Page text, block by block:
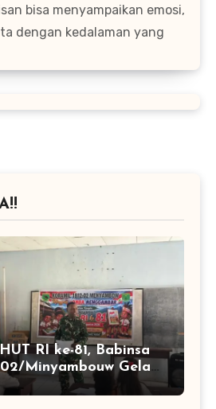
bisa menyampaikan emosi,
dengan kedalaman yang
RI ke-81, Babinsa
02/Minyambouw Gelar
Lomba
di Kampung Imbrekti